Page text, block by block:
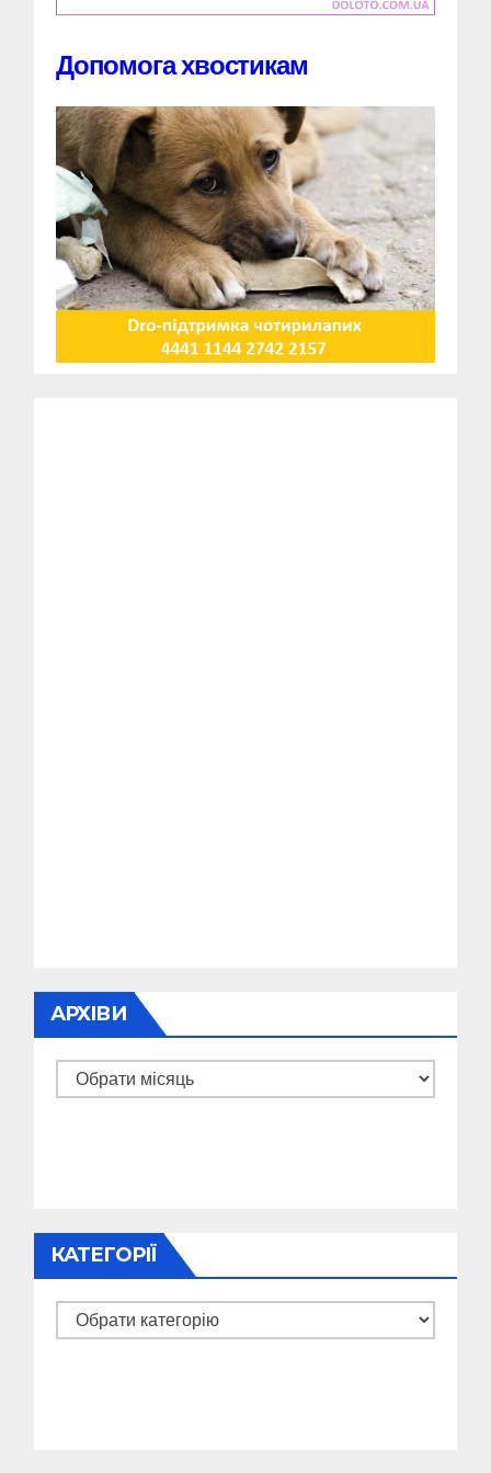
Допомога хвостикам
АРХІВИ
Архіви
КАТЕГОРІЇ
Категорії